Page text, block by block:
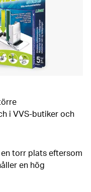
i VVS-butiker och
torr plats eftersom
en hög